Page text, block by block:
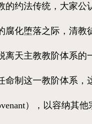
的约法传统，大家公
腐化堕落之际，清教
离天主教教阶体系的
命制这一教阶体系，
），以容纳其